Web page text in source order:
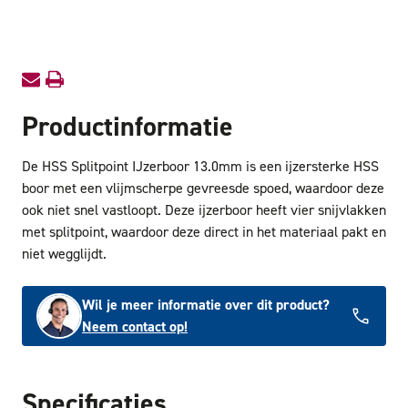
Productinformatie
De HSS Splitpoint IJzerboor 13.0mm is een ijzersterke HSS
boor met een vlijmscherpe gevreesde spoed, waardoor deze
ook niet snel vastloopt. Deze ijzerboor heeft vier snijvlakken
met splitpoint, waardoor deze direct in het materiaal pakt en
niet wegglijdt.
Wil je meer informatie over dit product?
Neem contact op!